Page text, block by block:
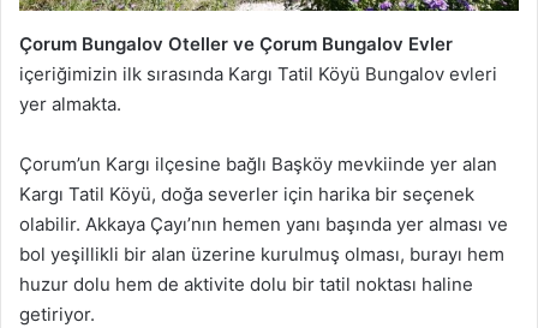
Çorum Bungalov Oteller ve Çorum Bungalov Evler
içeriğimizin ilk sırasında Kargı Tatil Köyü Bungalov evleri
yer almakta.
Çorum’un Kargı ilçesine bağlı Başköy mevkiinde yer alan
Kargı Tatil Köyü, doğa severler için harika bir seçenek
olabilir. Akkaya Çayı’nın hemen yanı başında yer alması ve
bol yeşillikli bir alan üzerine kurulmuş olması, burayı hem
huzur dolu hem de aktivite dolu bir tatil noktası haline
getiriyor.